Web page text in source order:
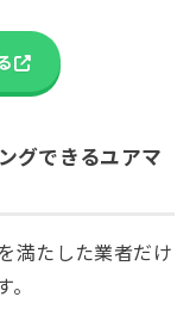
グできるユアマ
満たした業者だけ